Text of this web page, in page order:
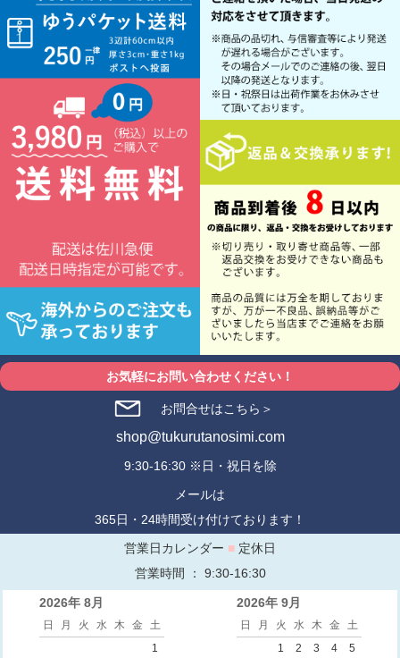
お気軽にお問い合わせください！
お問合せはこちら＞
shop@tukurutanosimi.com
9:30-16:30 ※日・祝日を除
メールは
365日・24時間受け付けております！
営業日カレンダー ■ 定休日
営業時間 ： 9:30-16:30
2026年 8月
日 月 火 水 木 金
土
1
2026年 9月
日 月 火 水 木 金
土
1
2 3 4 5